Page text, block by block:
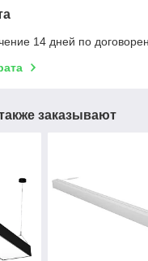
14 дней по
заказывают